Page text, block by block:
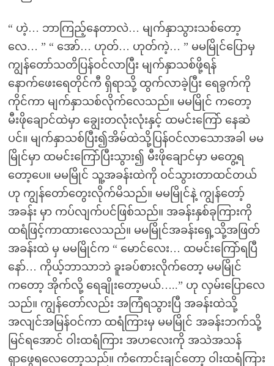
“ ဟဲ့… ဘာကြည့်နေတာလဲ… မျက်နှာသွားသစ်တော့
လေ… ” “ အော်… ဟုတ်… ဟုတ်ကဲ့… ” မမမြိုင်ပြောမှ
ကျွန်တော်သတိပြန်ဝင်လာပြီး မျက်နှာသစ်ဖို့ရန်
နောက်ဖေးရေတိုင်ကီ ရှိရာသို့ ထွက်လာခဲ့ပြီး ရေခွက်ကို
ကိုင်ကာ မျက်နှာသစ်လိုက်လေသည်။ မမမြိုင် ကတော့
မီးဖိုချောင်ထဲမှာ ချွေးတလုံးလုံးနှင့် ထမင်းကြော် နေဆဲ
ပင်။ မျက်နှာသစ်ပြီး၍အိမ်ထဲသို့ပြန်ဝင်လာသောအခါ မမ
မြိုင်မှာ ထမင်းကြော်ပြီးသွား၍ မီးဖိုချောင်မှာ မတွေ့ရ
တော့ပေ။ မမမြိုင် သူ့အခန်းထဲကို ဝင်သွားတာထင်တယ်
ဟု ကျွန်တော်တွေးလိုက်မိသည်။ မမမြိုင်နဲ့ ကျွန်တော့်
အခန်း မှာ ကပ်လျက်ပင်ဖြစ်သည်။ အခန်းနှစ်ခုကြားကို
ထရံဖြင့်ကာထားလေသည်။ မမမြိုင်အခန်းရှေ့သို့အဖြတ်
အခန်းထဲ မှ မမမြိုင်က “ မောင်လေး… ထမင်းကြော်ရပြီ
နော်… ကိုယ့်ဘာသာဘဲ ခူးခပ်စားလိုက်တော့ မမမြိုင်
ကတော့ အိုက်လို့ ရေချိုးတော့မယ်…..” ဟု လှမ်းပြောလေ
သည်။ ကျွန်တော်လည်း အကြံရသွားပြီ အခန်းထဲသို့
အလျင်အမြန်ဝင်ကာ ထရံကြားမှ မမမြိုင် အခန်းဘက်သို့
မြင်ရအောင် ဝါးထရံကြား အဟလေးကို အသဲအသန်
ရှာဖွေရလေတော့သည်။ ကံကောင်းချင်တော့ ဝါးထရံကြား